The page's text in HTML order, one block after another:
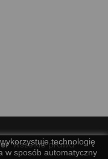
technologię
w sposób automatyczny
. Wszelkie prawa